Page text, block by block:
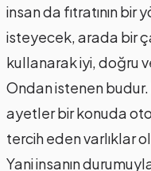
insan da fıtratının
isteyecek, arada bir
kullanarak iyi, doğru
Ondan istenen budur.
ayetler bir konuda
tercih eden varlıklar
Yani insanın